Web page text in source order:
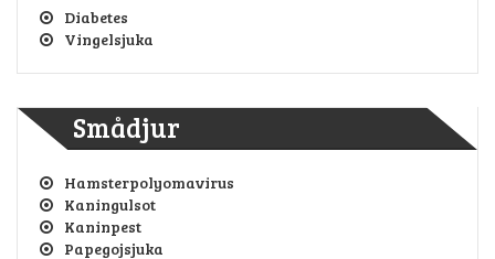
Diabetes
Vingelsjuka
Smådjur
Hamsterpolyomavirus
Kaningulsot
Kaninpest
Papegojsjuka